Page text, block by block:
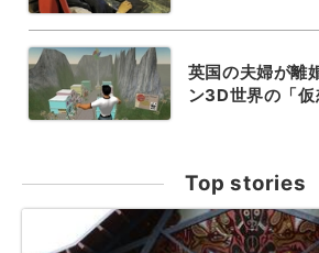
英国の夫婦が離
ン3D世界の「仮
Top stories